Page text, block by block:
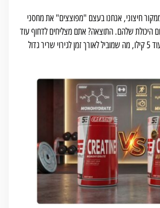
חיצוני, אנחנו בעצם "מפוצצים" את מחסני
היכולת שלהם. התוצאה? אתם מצליחים לדחוף עוד
חזרה אחת או שתיים, או להרים עוד 5 קילו, מה שמוביל לאורך זמן לגירוי שריר גדול